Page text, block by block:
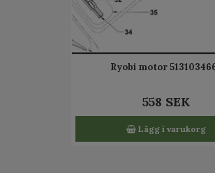
Ryobi motor
558 SEK
Lägg i varukorg